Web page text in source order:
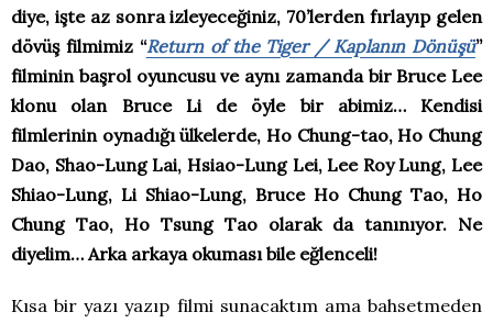
diye, işte az sonra izleyeceğiniz, 70’lerden fırlayıp gelen
dövüş filmimiz “Return of the Tiger / Kaplanın Dönüşü”
filminin başrol oyuncusu ve aynı zamanda bir Bruce Lee
klonu olan Bruce Li de öyle bir abimiz… Kendisi
filmlerinin oynadığı ülkelerde, Ho Chung-tao, Ho Chung
Dao, Shao-Lung Lai, Hsiao-Lung Lei, Lee Roy Lung, Lee
Shiao-Lung, Li Shiao-Lung, Bruce Ho Chung Tao, Ho
Chung Tao, Ho Tsung Tao olarak da tanınıyor. Ne
diyelim… Arka arkaya okuması bile eğlenceli!
Kısa bir yazı yazıp filmi sunacaktım ama bahsetmeden